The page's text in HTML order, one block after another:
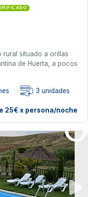
rural situado a orillas
de Huerta, a pocos
3 unidades
25€ x persona/noche